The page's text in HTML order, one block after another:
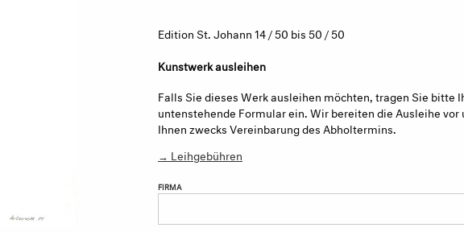
Edition St. Johann 14 / 50 bis 50 / 50
Kunstwerk ausleihen
Falls Sie dieses Werk ausleihen möchten, tragen Sie bitte
untenstehende Formular ein. Wir bereiten die Ausleihe vor
Ihnen zwecks Vereinbarung des Abholtermins.
→ Leihgebühren
FIRMA